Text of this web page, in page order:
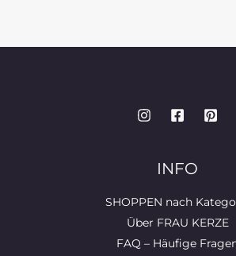
INFO
SHOPPEN nach
Über FRAU KERZE
FAQ – Häufige